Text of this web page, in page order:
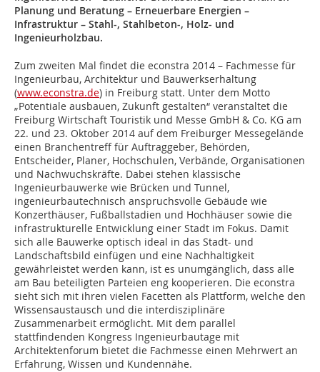
Planung und Beratung – Erneuerbare Energien –
Infrastruktur – Stahl-, Stahlbeton-, Holz- und
Ingenieurholzbau.
Zum zweiten Mal findet die econstra 2014 – Fachmesse für
Ingenieurbau, Architektur und Bauwerkserhaltung
(www.econstra.de) in Freiburg statt. Unter dem Motto
„Potentiale ausbauen, Zukunft gestalten“ veranstaltet die
Freiburg Wirtschaft Touristik und Messe GmbH & Co. KG am
22. und 23. Oktober 2014 auf dem Freiburger Messegelände
einen Branchentreff für Auftraggeber, Behörden,
Entscheider, Planer, Hochschulen, Verbände, Organisationen
und Nachwuchskräfte. Dabei stehen klassische
Ingenieurbauwerke wie Brücken und Tunnel,
ingenieurbautechnisch anspruchsvolle Gebäude wie
Konzerthäuser, Fußballstadien und Hochhäuser sowie die
infrastrukturelle Entwicklung einer Stadt im Fokus. Damit
sich alle Bauwerke optisch ideal in das Stadt- und
Landschaftsbild einfügen und eine Nachhaltigkeit
gewährleistet werden kann, ist es unumgänglich, dass alle
am Bau beteiligten Parteien eng kooperieren. Die econstra
sieht sich mit ihren vielen Facetten als Plattform, welche den
Wissensaustausch und die interdisziplinäre
Zusammenarbeit ermöglicht. Mit dem parallel
stattfindenden Kongress Ingenieurbautage mit
Architektenforum bietet die Fachmesse einen Mehrwert an
Erfahrung, Wissen und Kundennähe.